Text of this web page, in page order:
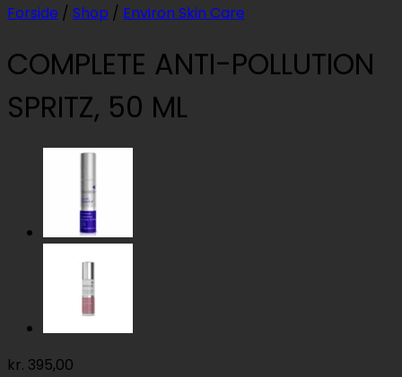
Forside / Shop / Environ Skin Care
COMPLETE ANTI-POLLUTION
SPRITZ, 50 ML
kr. 395,00